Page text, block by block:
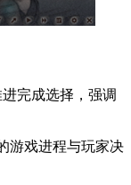
完成选择，强调
游戏进程与玩家决